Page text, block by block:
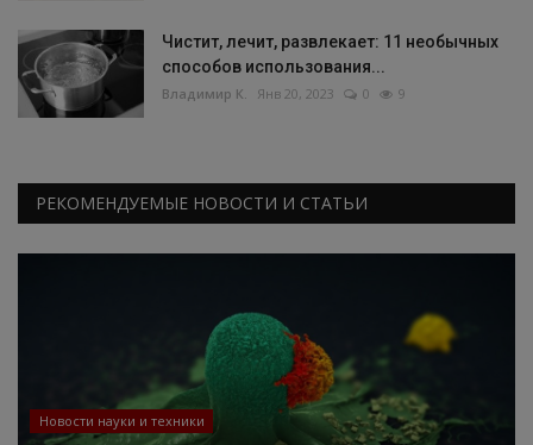
Чистит, лечит, развлекает: 11 необычных
способов использования...
Владимир К. Янв 20, 2023 0 9
РЕКОМЕНДУЕМЫЕ НОВОСТИ И СТАТЬИ
Новости науки и техники